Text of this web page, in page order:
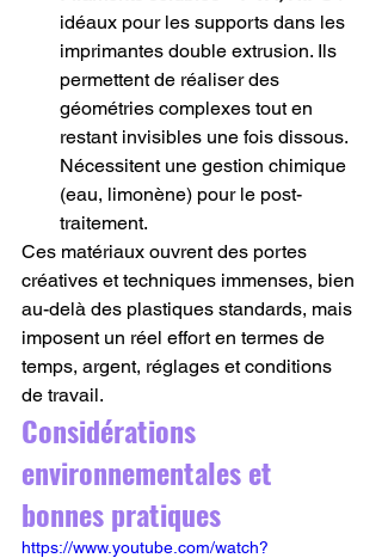
idéaux pour les supports dans les
imprimantes double extrusion. Ils
permettent de réaliser des
géométries complexes tout en
restant invisibles une fois dissous.
Nécessitent une gestion chimique
(eau, limonène) pour le post-
traitement.
Ces matériaux ouvrent des portes
créatives et techniques immenses, bien
au-delà des plastiques standards, mais
imposent un réel effort en termes de
temps, argent, réglages et conditions
de travail.
Considérations
environnementales et
bonnes pratiques
https://www.youtube.com/watch?